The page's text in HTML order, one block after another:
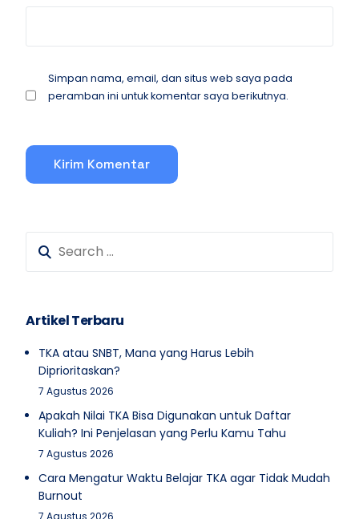
Simpan nama, email, dan situs web saya pada
peramban ini untuk komentar saya berikutnya.
Artikel Terbaru
TKA atau SNBT, Mana yang Harus Lebih
Diprioritaskan?
7 Agustus 2026
Apakah Nilai TKA Bisa Digunakan untuk Daftar
Kuliah? Ini Penjelasan yang Perlu Kamu Tahu
7 Agustus 2026
Cara Mengatur Waktu Belajar TKA agar Tidak Mudah
Burnout
7 Agustus 2026